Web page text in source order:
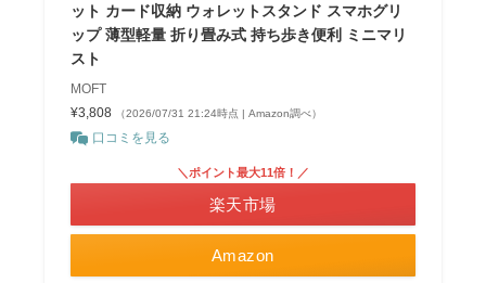
ット カード収納 ウォレットスタンド スマホグリ
ップ 薄型軽量 折り畳み式 持ち歩き便利 ミニマリ
スト
MOFT
¥3,808
（2026/07/31 21:24時点 | Amazon調べ）
口コミを見る
Amazon
＼ポイント最大11倍！／
楽天市場